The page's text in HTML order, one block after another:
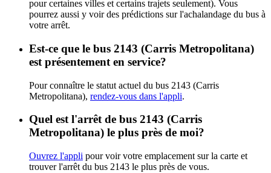
pour certaines villes et certains trajets seulement). Vous
pourrez aussi y voir des prédictions sur l'achalandage du bus à
votre arrêt.
Est-ce que le bus 2143 (Carris Metropolitana)
est présentement en service?
Pour connaître le statut actuel du bus 2143 (Carris
Metropolitana), rendez-vous dans l'appli.
Quel est l'arrêt de bus 2143 (Carris
Metropolitana) le plus près de moi?
Ouvrez l'appli pour voir votre emplacement sur la carte et
trouver l'arrêt du bus 2143 le plus près de vous.